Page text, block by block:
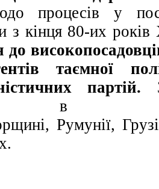
процесів у
з кінця 80-их
до
таємної
партій.
в
Румунії,